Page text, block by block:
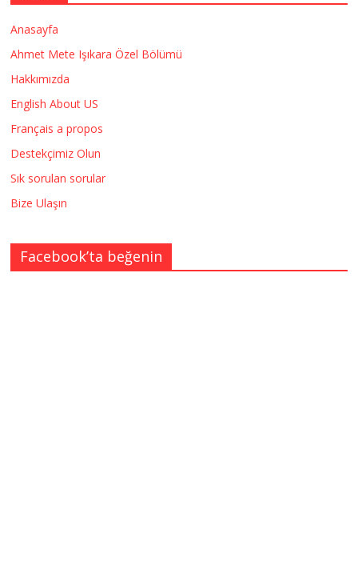
Anasayfa
Ahmet Mete Işıkara Özel Bölümü
Hakkımızda
English About US
Français a propos
Destekçimiz Olun
Sık sorulan sorular
Bize Ulaşın
Facebook’ta beğenin